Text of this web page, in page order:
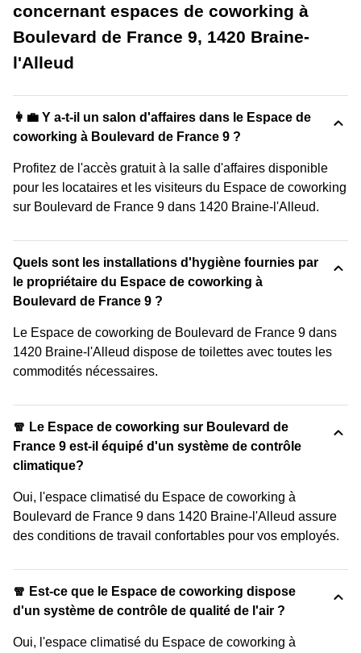
concernant espaces de coworking à
Boulevard de France 9, 1420 Braine-
l'Alleud
👩‍💼 Y a-t-il un salon d'affaires dans le Espace de
coworking à Boulevard de France 9 ?
Profitez de l'accès gratuit à la salle d'affaires disponible
pour les locataires et les visiteurs du Espace de coworking
sur Boulevard de France 9 dans 1420 Braine-l'Alleud.
Quels sont les installations d'hygiène fournies par
le propriétaire du Espace de coworking à
Boulevard de France 9 ?
Le Espace de coworking de Boulevard de France 9 dans
1420 Braine-l'Alleud dispose de toilettes avec toutes les
commodités nécessaires.
🧣 Le Espace de coworking sur Boulevard de
France 9 est-il équipé d'un système de contrôle
climatique?
Oui, l'espace climatisé du Espace de coworking à
Boulevard de France 9 dans 1420 Braine-l'Alleud assure
des conditions de travail confortables pour vos employés.
🧣 Est-ce que le Espace de coworking dispose
d'un système de contrôle de qualité de l'air ?
Oui, l'espace climatisé du Espace de coworking à